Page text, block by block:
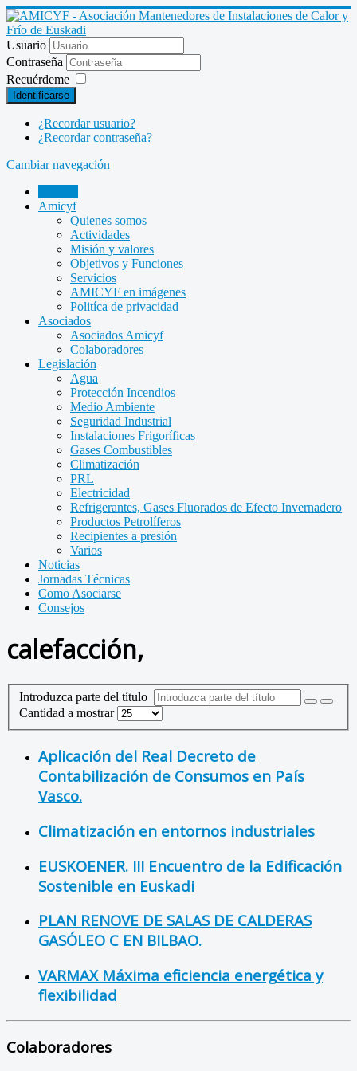
Usuario
Contraseña
Recuérdeme
Identificarse
¿Recordar usuario?
¿Recordar contraseña?
Cambiar navegación
Amicyf
Quienes somos
Actividades
Misión y valores
Objetivos y Funciones
Servicios
AMICYF en imágenes
Politíca de privacidad
Asociados
Asociados Amicyf
Colaboradores
Legislación
Agua
Protección Incendios
Medio Ambiente
Seguridad Industrial
Instalaciones Frigoríficas
Gases Combustibles
Climatización
PRL
Electricidad
Refrigerantes, Gases Fluorados de Efecto Invernadero
Productos Petrolíferos
Recipientes a presión
Varios
Noticias
Jornadas Técnicas
Como Asociarse
Consejos
calefacción,
Introduzca parte del título
Cantidad a mostrar
Aplicación del Real Decreto de
Contabilización de Consumos en País
Vasco.
Climatización en entornos industriales
EUSKOENER. III Encuentro de la Edificación
Sostenible en Euskadi
PLAN RENOVE DE SALAS DE CALDERAS
GASÓLEO C EN BILBAO.
VARMAX Máxima eficiencia energética y
flexibilidad
Colaboradores